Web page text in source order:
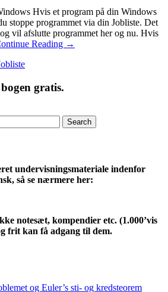
Hvis et program på din Windows
stoppe programmet via din Jobliste. Det
vil afslutte programmet her og nu. Hvis
Reading →
gratis.
undervisningsmateriale indenfor
så se nærmere her:
notesæt, kompendier etc. (1.000’vis
frit kan få adgang til dem.
og Euler’s sti- og kredsteorem